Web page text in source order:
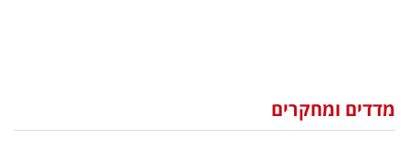
וצרכנות
מדדים ומחקרים